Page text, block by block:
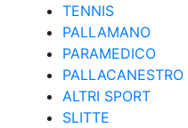
TENNIS
PALLAMANO
PARAMEDICO
PALLACANESTRO
ALTRI SPORT
SLITTE